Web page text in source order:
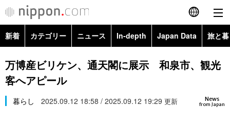
English
简体字
カテゴリー
新着 カテゴリー ニュース In-depth Japan Data 旅と
政治・外交
経済・ビジネス
Topics
万博産ビリケン、通天閣に展示 和泉市、観光
客へアピール
News
from Japan
暮らし 2025.09.12 18:58 / 2025.09.12 19:29 更新